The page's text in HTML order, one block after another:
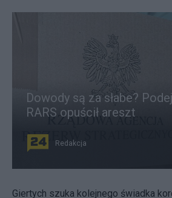
Dowody są za słabe?
RARS opuścił areszt
Redakcja
Giertych szuka kolejnego świadka